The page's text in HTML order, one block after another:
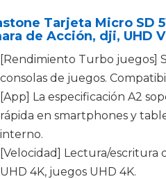
Tarjeta Micro SD
de Acción, dji, UHD
[Rendimiento Turbo juegos]
consolas de juegos.
[App] La especificación A2
rápida en smartphones y
interno.
[Velocidad] Lectura/escritura
UHD 4K, juegos UHD 4K.